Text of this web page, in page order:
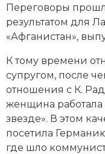
Переговоры
результатом для
«Афганистан»,
К тому времени
супругом, после
отношения с К.
женщина работала
звезде». В этом
посетила
где шло